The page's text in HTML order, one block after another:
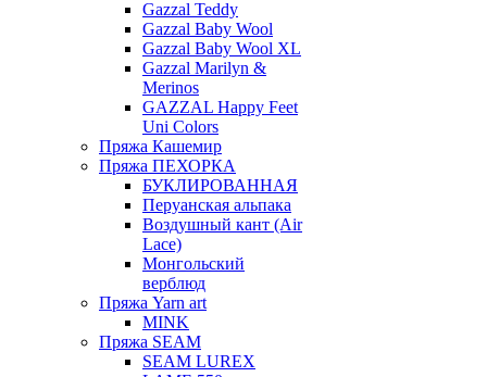
Gazzal Teddy
Gazzal Baby Wool
Gazzal Baby Wool XL
Gazzal Marilyn &
Merinos
GAZZAL Happy Feet
Uni Colors
Пряжа Кашемир
Пряжа ПЕХОРКА
БУКЛИРОВАННАЯ
Перуанская альпака
Воздушный кант (Air
Lace)
Монгольский
верблюд
Пряжа Yarn art
MINK
Пряжа SEAM
SEAM LUREX